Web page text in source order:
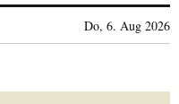
Do, 6. Aug 2026